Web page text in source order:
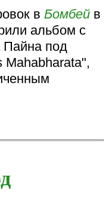
вБомбей в
альбом с
Пайна под
Mahabharata",